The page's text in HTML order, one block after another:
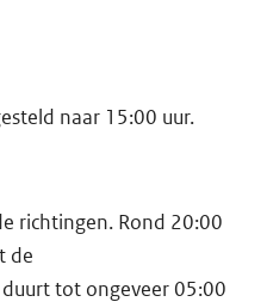
naar 15:00 uur.
richtingen. Rond 20:00
de
tot ongeveer 05:00